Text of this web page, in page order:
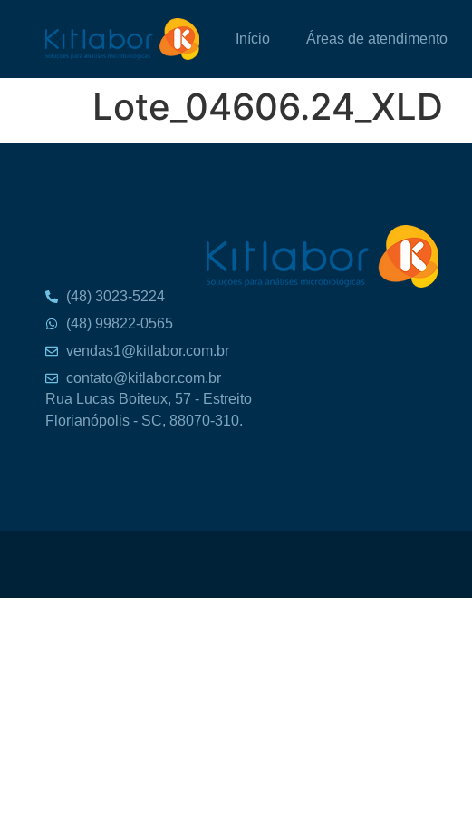
Início Áreas de atendimento
Lote_04606.24_XLD
(48) 3023-5224
(48) 99822-0565
vendas1@kitlabor.com.br
contato@kitlabor.com.br
Rua Lucas Boiteux, 57 - Estreito
Florianópolis - SC, 88070-310.